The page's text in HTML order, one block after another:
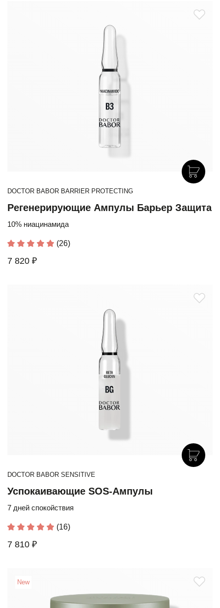
DOCTOR BABOR BARRIER PROTECTING
Регенерирующие Ампулы Барьер Защита
10% ниацинамида
(26)
7 820 ₽
DOCTOR BABOR SENSITIVE
Успокаивающие SOS-Ампулы
7 дней спокойствия
(16)
7 810 ₽
New